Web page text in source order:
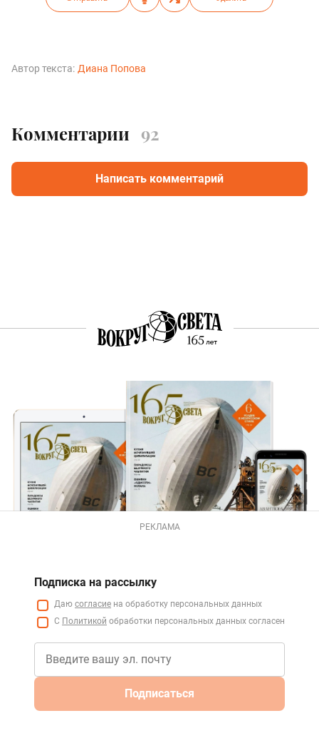
Автор текста: Диана Попова
Комментарии 92
Написать комментарий
РЕКЛАМА
Подписка на рассылку
Даю согласие на обработку персональных данных
С Политикой обработки персональных данных согласен
Подписаться